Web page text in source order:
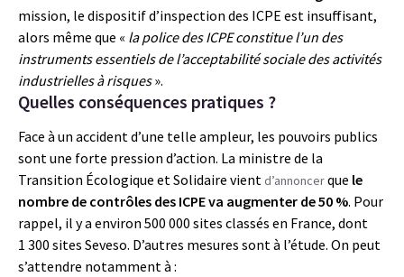
mission, le dispositif d’inspection des ICPE est insuffisant,
alors même que « la police des ICPE constitue l’un des
instruments essentiels de l’acceptabilité sociale des activités
industrielles à risques».
Quelles conséquences pratiques ?
Face à un accident d’une telle ampleur, les pouvoirs publics
sont une forte pression d’action. La ministre de la
Transition Écologique et Solidaire vientd’annoncerque le
nombre de contrôles des ICPE va augmenter de 50 %. Pour
rappel, il y a environ 500 000 sites classés en France, dont
1 300 sites Seveso. D’autres mesures sont à l’étude. On peut
s’attendre notamment à :